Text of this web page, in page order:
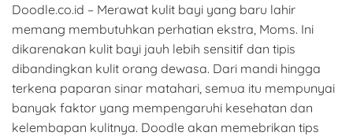
Doodle.co.id – Merawat kulit bayi yang baru lahir
memang membutuhkan perhatian ekstra, Moms. Ini
dikarenakan kulit bayi jauh lebih sensitif dan tipis
dibandingkan kulit orang dewasa. Dari mandi hingga
terkena paparan sinar matahari, semua itu mempunyai
banyak faktor yang mempengaruhi kesehatan dan
kelembapan kulitnya. Doodle akan memebrikan tips